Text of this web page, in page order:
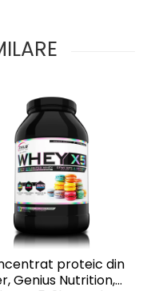
proteic din
Genius Nutrition,